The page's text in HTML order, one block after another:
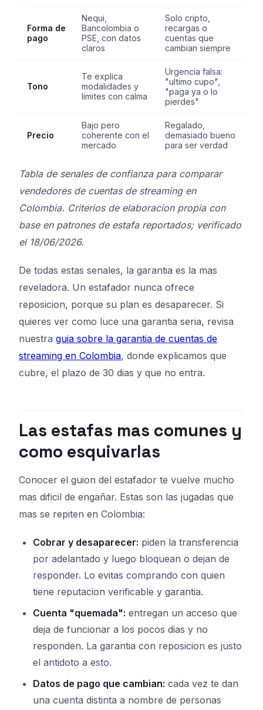
Forma de
pago
Nequi,
Bancolombia o
PSE, con datos
claros
Solo cripto,
recargas o
cuentas que
cambian siempre
Tono
Te explica
modalidades y
limites con calma
Urgencia falsa:
"ultimo cupo",
"paga ya o lo
pierdes"
Precio
Bajo pero
coherente con el
mercado
Regalado,
demasiado bueno
para ser verdad
Tabla de senales de confianza para comparar
vendedores de cuentas de streaming en
Colombia. Criterios de elaboracion propia con
base en patrones de estafa reportados; verificado
el 18/06/2026.
De todas estas senales, la garantia es la mas
reveladora. Un estafador nunca ofrece
reposicion, porque su plan es desaparecer. Si
quieres ver como luce una garantia seria, revisa
nuestra guia sobre la garantia de cuentas de
streaming en Colombia, donde explicamos que
cubre, el plazo de 30 dias y que no entra.
Las estafas mas comunes y
como esquivarlas
Conocer el guion del estafador te vuelve mucho
mas dificil de engañar. Estas son las jugadas que
mas se repiten en Colombia:
Cobrar y desaparecer: piden la transferencia
por adelantado y luego bloquean o dejan de
responder. Lo evitas comprando con quien
tiene reputacion verificable y garantia.
Cuenta "quemada": entregan un acceso que
deja de funcionar a los pocos dias y no
responden. La garantia con reposicion es justo
el antidoto a esto.
Datos de pago que cambian: cada vez te dan
una cuenta distinta a nombre de personas